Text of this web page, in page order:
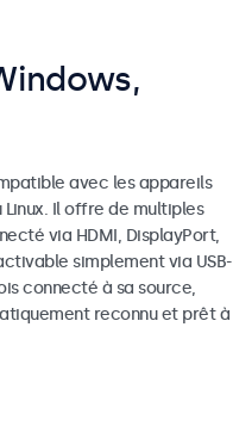
avec les appareils
Il offre de multiples
via HDMI, DisplayPort,
simplement via USB-
connecté à sa source,
reconnu et prêt à